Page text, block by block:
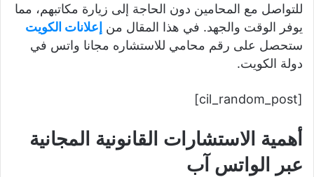
للتواصل مع المحامين دون الحاجة إلى زيارة مكاتبهم، مما
يوفر الوقت والجهد. في هذا المقال من إعلانات الكويت
ستحصل على رقم محامي للاستشاره مجانا واتس في
دولة الكويت.
[cil_random_post]
أهمية الاستشارات القانونية المجانية
عبر الواتس آب